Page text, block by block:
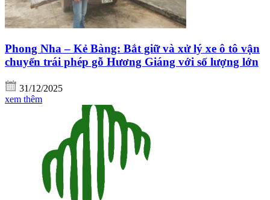
Phong Nha – Kẻ Bàng: Bắt giữ và xử lý xe ô tô vận
chuyển trái phép gỗ Hương Giáng với số lượng lớn
31/12/2025
xem thêm